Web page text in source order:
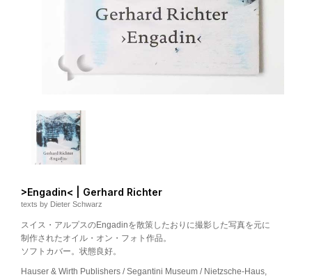
>Engadin< | Gerhard Richter
texts by Dieter Schwarz
スイス・アルプスのEngadinを散策したおりに撮影した写真を元に
制作されたオイル・オン・フォト作品。
ソフトカバー。状態良好。
Hauser & Wirth Publishers / Segantini Museum / Nietzsche-Haus,